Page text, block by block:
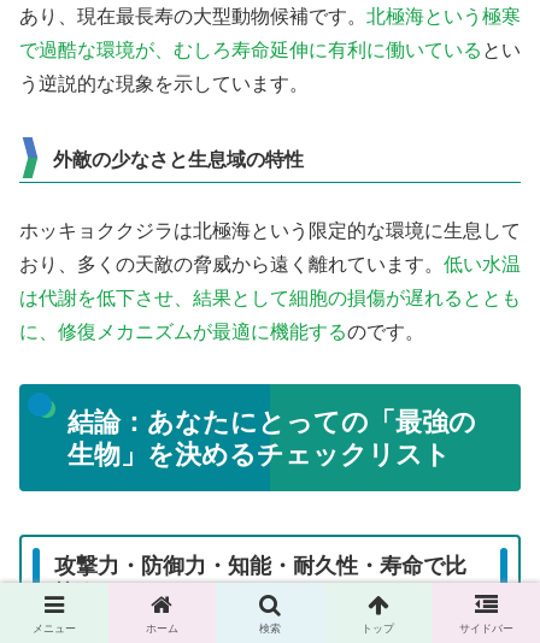
あり、現在最長寿の大型動物候補です。 北極海という極寒
で過酷な環境が、むしろ寿命延伸に有利に働いている とい
う逆説的な現象を示しています。
外敵の少なさと生息域の特性
ホッキョククジラは北極海という限定的な環境に生息して
おり、多くの天敵の脅威から遠く離れています。 低い水温
は代謝を低下させ、結果として細胞の損傷が遅れるととも
に、修復メカニズムが最適に機能するのです。
結論：あなたにとっての「最強の
生物」を決めるチェックリスト
攻撃力・防御力・知能・耐久性・寿命で比
較する
メニュー ホーム 検索 トップ サイドバー